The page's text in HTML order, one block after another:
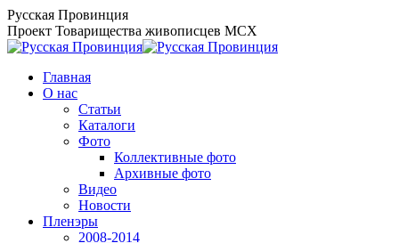
Перейти
к
содержанию
Русская Провинция
Проект Товарищества живописцев МСХ
Главная
О нас
Статьи
Каталоги
Фото
Коллективные фото
Архивные фото
Видео
Новости
Пленэры
2008-2014